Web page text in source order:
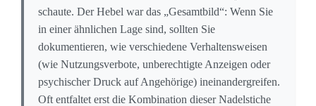
Schenkerin aus, indem er versuchte, deren im Haus
wohnende Tochter und Enkelkinder zu verdrängen. Obwohl
bereits im Januar 2024 eine gerichtliche Entscheidung die
Mitbenutzung durch die Angehörigen gebilligt hatte,
eskalierte der Beschenkte die Konflikte weiter und fand sich
mit dem Richterspruch nicht ab. Seine Verteidigung, er habe
aus einer finanziellen Verzweiflung wegen Nebenkosten von